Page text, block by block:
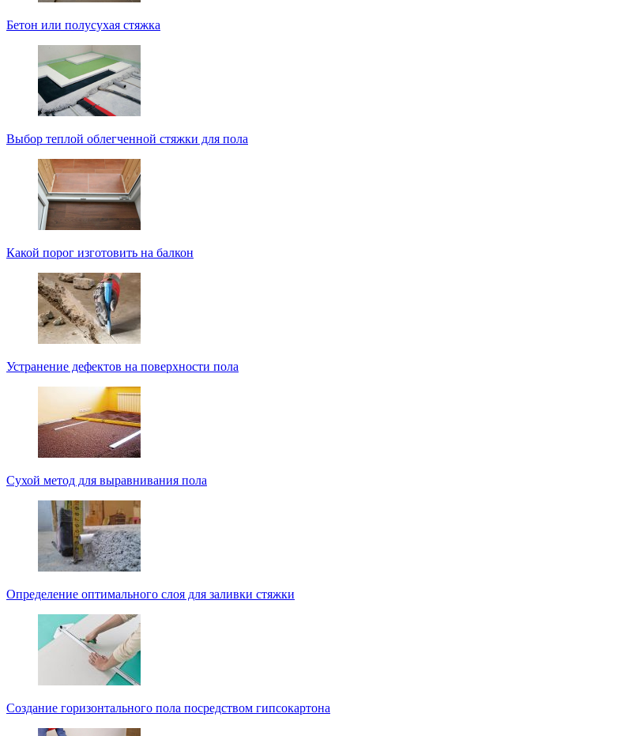
Бетон или полусухая стяжка
Выбор теплой облегченной стяжки для пола
Какой порог изготовить на балкон
Устранение дефектов на поверхности пола
Сухой метод для выравнивания пола
Определение оптимального слоя для заливки стяжки
Создание горизонтального пола посредством гипсокартона